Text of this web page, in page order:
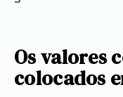
Os valores
colocados